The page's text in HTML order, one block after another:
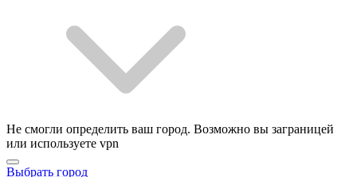
Не смогли определить ваш город. Возможно вы заграницей
или используете vpn
Выбрать город